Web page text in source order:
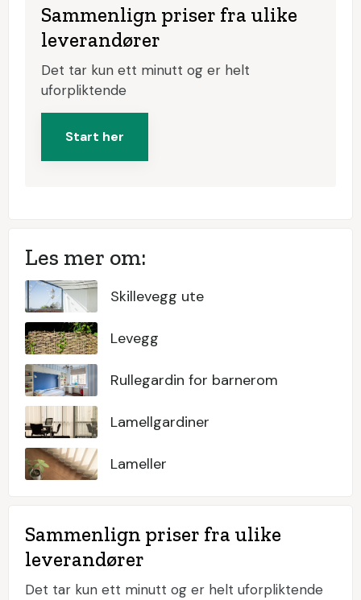
Sammenlign priser fra ulike
leverandører
Det tar kun ett minutt og er helt
uforpliktende
Start her
Les mer om:
Skillevegg ute
Levegg
Rullegardin for barnerom
Lamellgardiner
Lameller
Sammenlign priser fra ulike
leverandører
Det tar kun ett minutt og er helt uforpliktende